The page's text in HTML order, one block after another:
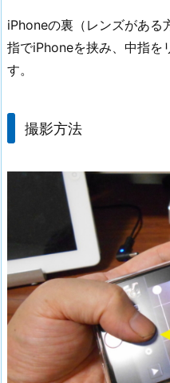
iPhoneの裏（レンズがある
指でiPhoneを挟み、中指を
す。
撮影方法